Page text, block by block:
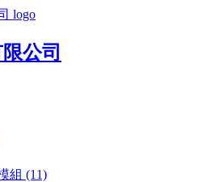
公司
組 (11)